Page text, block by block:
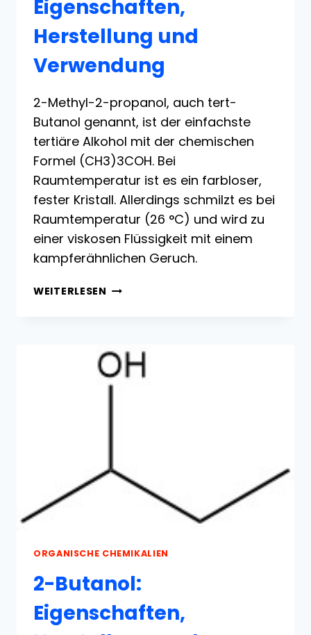
Eigenschaften,
Herstellung und
Verwendung
2-Methyl-2-propanol, auch tert-
Butanol genannt, ist der einfachste
tertiäre Alkohol mit der chemischen
Formel (CH3)3COH. Bei
Raumtemperatur ist es ein farbloser,
fester Kristall. Allerdings schmilzt es bei
Raumtemperatur (26 °C) und wird zu
einer viskosen Flüssigkeit mit einem
kampferähnlichen Geruch.
WEITERLESEN 2-
EIGENSCHAFTEN,
HERSTELLUNG
UND
ORGANISCHE CHEMIKALIEN
2-Butanol:
Eigenschaften,